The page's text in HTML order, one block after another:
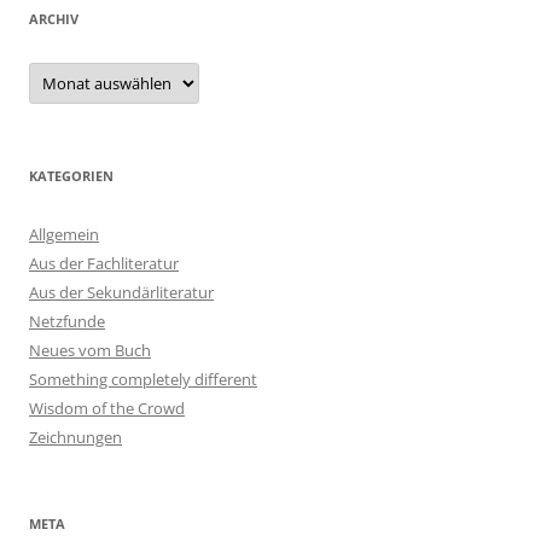
ARCHIV
Archiv
KATEGORIEN
Allgemein
Aus der Fachliteratur
Aus der Sekundärliteratur
Netzfunde
Neues vom Buch
Something completely different
Wisdom of the Crowd
Zeichnungen
META